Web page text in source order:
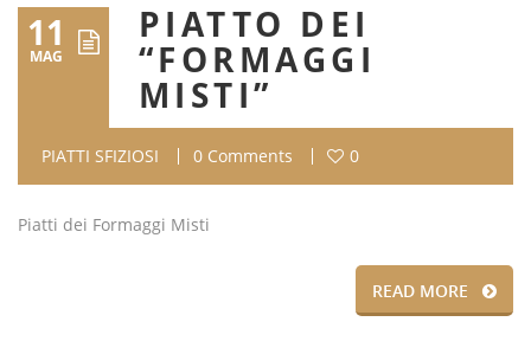
11
MAG
PIATTO DEI
“FORMAGGI
MISTI”
PIATTI SFIZIOSI 0 Comments 0
Piatti dei Formaggi Misti
READ MORE